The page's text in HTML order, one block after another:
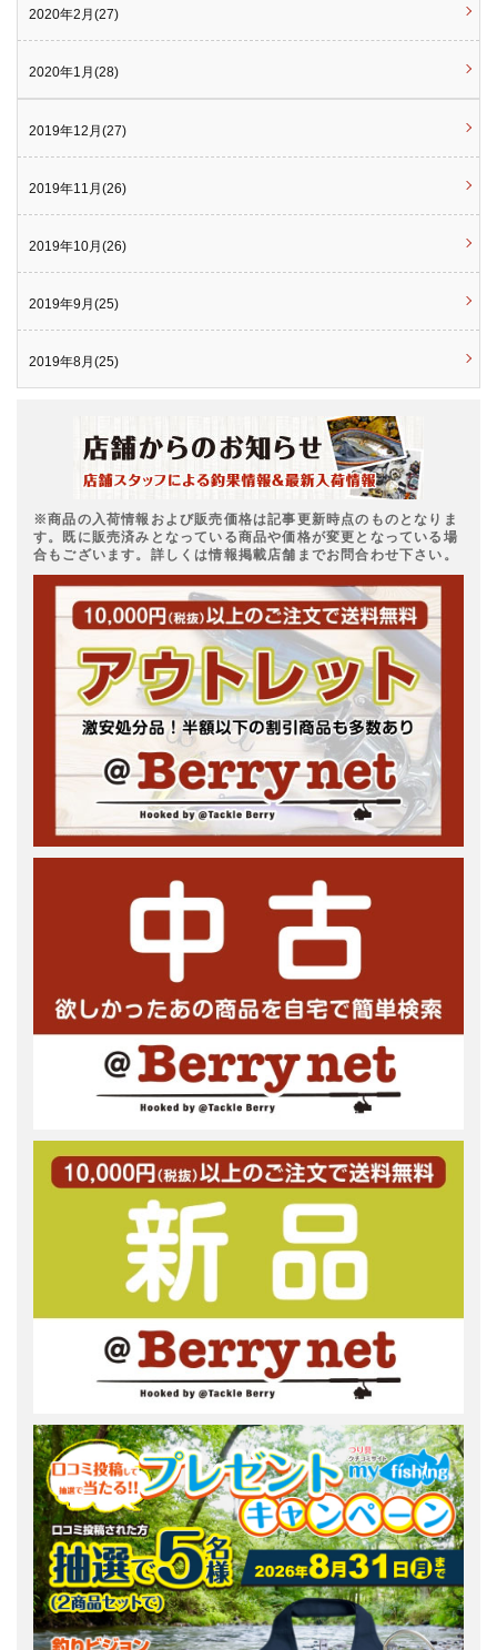
2020年2月(27)
2020年1月(28)
2019年12月(27)
2019年11月(26)
2019年10月(26)
2019年9月(25)
2019年8月(25)
※商品の入荷情報および販売価格は記事更新時点のものとなりま
す。既に販売済みとなっている商品や価格が変更となっている場
合もございます。詳しくは情報掲載店舗までお問合わせ下さい。